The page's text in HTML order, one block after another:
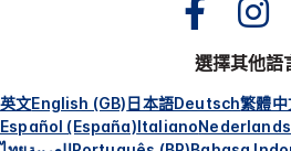
選擇其他語
英文English (GB)日本語Deutsch繁體中
Español (España)ItalianoNederlands